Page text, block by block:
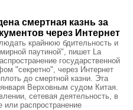
смертная казнь за
через Интернет
крайнюю бдительность и
паутиной", пишет La
государственной
"секретно", через Интернет
до смертной казни. Эта
Верховным судом Китая.
сетевая деятельность, в
распространение